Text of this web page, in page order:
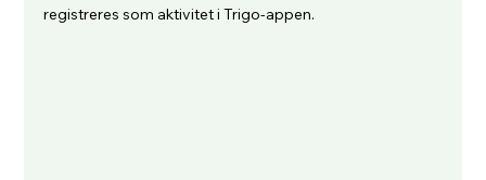
registreres som aktivitet i Trigo-appen.